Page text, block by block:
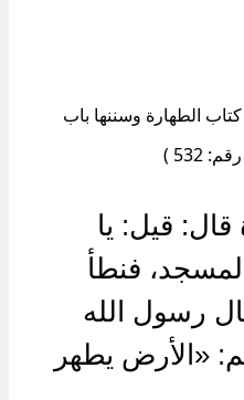
كتاب الطهارة وسننها باب
)
قيل: يا
فنطأ
رسول الله
«الأرض يطهر